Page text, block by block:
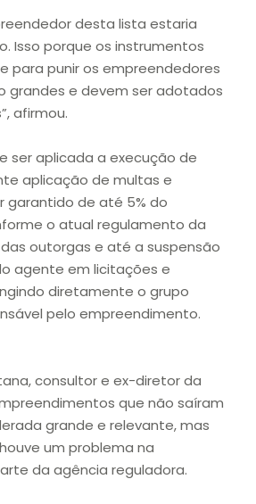
desta lista estaria
Isso porque os instrumentos
para punir os empreendedores
grandes e devem ser adotados
afirmou.
ser aplicada a execução de
aplicação de multas e
garantido de até 5% do
o atual regulamento da
das outorgas e até a suspensão
agente em licitações e
diretamente o grupo
pelo empreendimento.
consultor e ex-diretor da
que não saíram
grande e relevante, mas
um problema na
da agência reguladora.